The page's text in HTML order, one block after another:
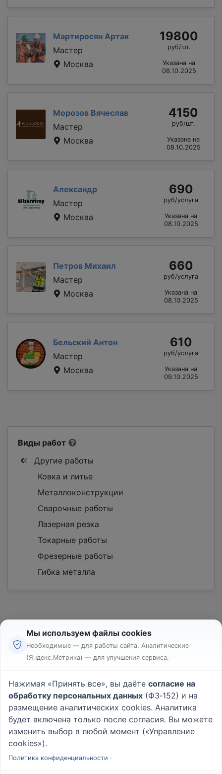
Мартиросян Артак
Мастер
Москва
19800
руб/шт.
Указана на
08.10.2025
Морозов Вячеслав
Мастер
Москва
4150
руб/шт.
Указана на
08.10.2025
Александр
Мастер
Москва
690
руб/услуга
Указана на
08.10.2025
Петров Михаил
Мастер
Москва
660
руб/услуга
Указана на
08.10.2025
Бельский Антон
Мастер
Москва
610
руб/услуга
Указана на
09.10.2025
Виды работ
Другие работы
Ковка и литье
Металлоконструкции
Сварочные работы
Лазерная резка
Токарные работы
Фрезерные работы
Гибка металла
Реклама
Пользовательское соглашение
Политика конфиденциальности
Вопрос - Ответ|О проекте
Мы используем файлы cookies
Необходимые — для работы сайта. Аналитические
(Яндекс.Метрика) — для улучшения сервиса.
Нажимая «Принять все», вы даёте согласие на
обработку персональных данных (ФЗ‑152) и на
размещение аналитических cookies. Аналитика
будет включена только после согласия. Вы можете
изменить выбор в любой момент («Управление
cookies»).
Политика конфиденциальности ·